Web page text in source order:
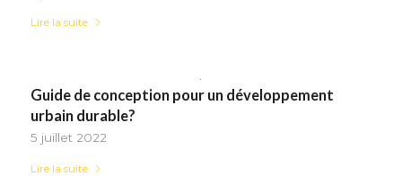
Lire la suite
Guide de conception pour un développement
urbain durable?
5 juillet 2022
Lire la suite